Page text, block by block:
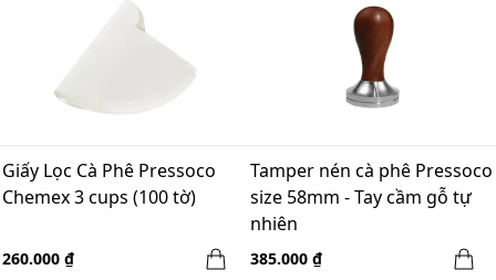
Giấy Lọc Cà Phê Pressoco
Chemex 3 cups (100 tờ)
260.000 ₫
Tamper nén cà phê Pressoco
size 58mm - Tay cầm gỗ tự
nhiên
385.000 ₫